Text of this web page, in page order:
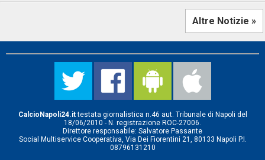
Altre Notizie »
CalcioNapoli24.ittestata giornalistica n.46 aut. Tribunale di Napoli del
18/06/2010 - N. registrazione ROC-27006.
Direttore responsabile: Salvatore Passante
Social Multiservice Cooperativa, Via Dei Fiorentini 21, 80133 Napoli P.I.
08796131210